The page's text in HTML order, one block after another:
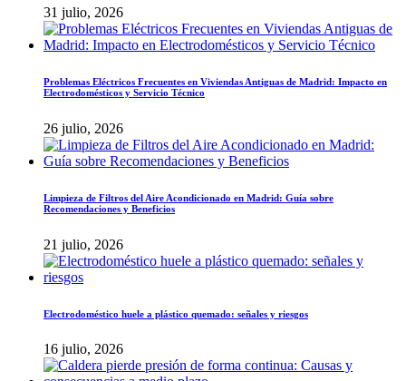
31 julio, 2026
Problemas Eléctricos Frecuentes en Viviendas Antiguas de Madrid: Impacto en
Electrodomésticos y Servicio Técnico
26 julio, 2026
Limpieza de Filtros del Aire Acondicionado en Madrid: Guía sobre
Recomendaciones y Beneficios
21 julio, 2026
Electrodoméstico huele a plástico quemado: señales y riesgos
16 julio, 2026